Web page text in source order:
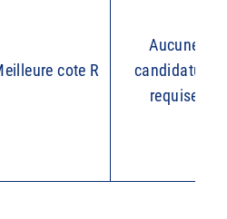
cote R
Aucune
candidature
requise